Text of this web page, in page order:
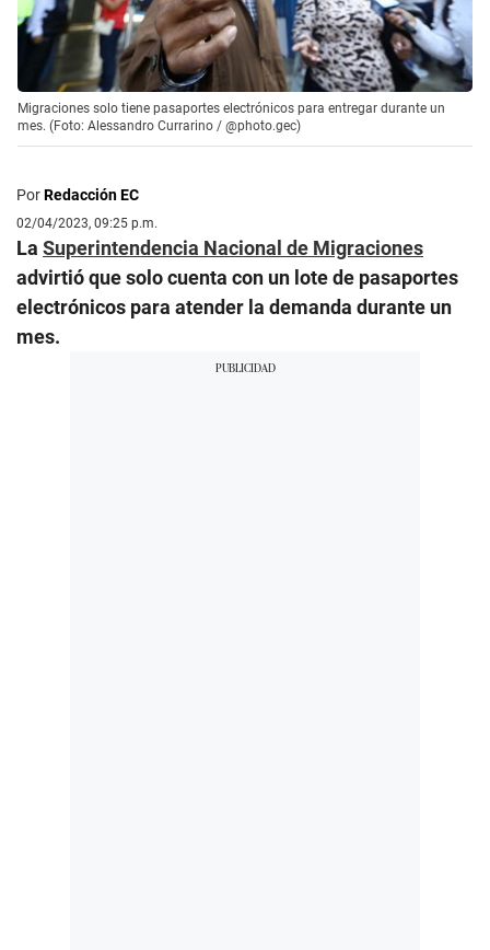
Migraciones solo tiene pasaportes electrónicos para entregar durante un
mes. (Foto: Alessandro Currarino / @photo.gec)
PorRedacción EC
02/04/2023, 09:25 p.m.
La Superintendencia Nacional de Migraciones
advirtió que solo cuenta con un lote de pasaportes
electrónicos para atender la demanda durante un
mes.